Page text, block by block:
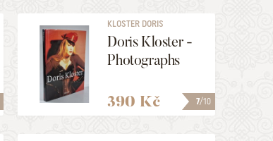
7/10
KLOSTER DORIS
Doris Kloster -
Photographs
390 Kč